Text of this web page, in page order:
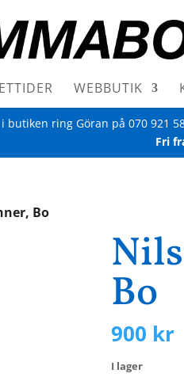
WEBBUTIK
butiken ring Göran på 070 921
Fri
Bo
Bo
900 kr
I lager